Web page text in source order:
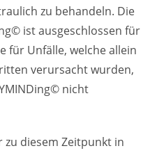
zu behandeln. Die
ist ausgeschlossen für
für Unfälle, welche allein
verursacht wurden,
nicht
zu diesem Zeitpunkt in